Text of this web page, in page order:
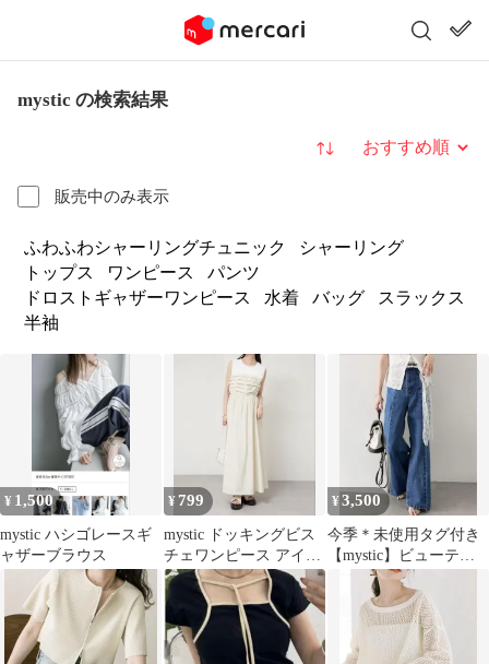
mystic の検索結果
販売中のみ表示
並び替え
ふわふわシャーリングチュニック
シャーリング
トップス
ワンピース
パンツ
ドロストギャザーワンピース
水着 バッグ
スラックス
半袖
¥ 1,500
mystic ハシゴレースギ
ャザーブラウス
¥ 799
mystic ドッキングビス
チェワンピース アイボ
リー
¥3,500
今季＊未使用タグ付き
【mystic】ビューティ
ーフレアデニム ブル
ー サイズ2